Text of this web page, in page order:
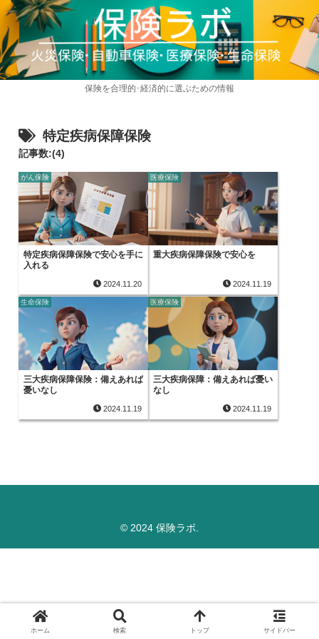
保険を合理的･経済的に選ぶための情報
特定疾病保障保険
記事数:(4)
がん保険
特定疾病保障保険で安心を手に
入れる
2024.11.20
医療保険
重大疾病保障保険で安心を
2024.11.19
生命保険
三大疾病保障保険：備えあれば
憂いなし
2024.11.19
医療保険
三大疾病保障：備えあれば憂い
なし
2024.11.19
© 2024 保険ラボ.
ホーム 検索 トップ サイドバー